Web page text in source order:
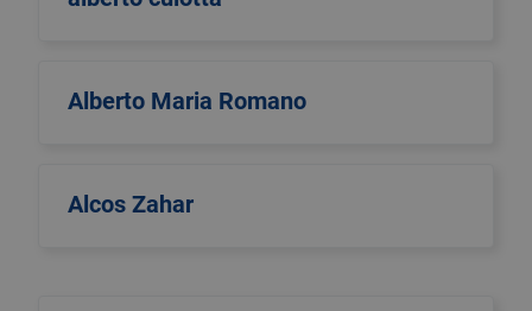
Alberto Maria Romano
Alcos Zahar